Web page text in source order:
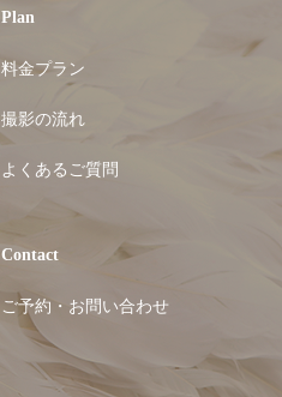
Plan
料金プラン
撮影の流れ
よくあるご質問
Contact
ご予約・お問い合わせ